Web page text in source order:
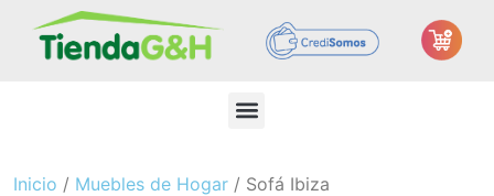
Inicio / Muebles de Hogar / Sofá Ibiza